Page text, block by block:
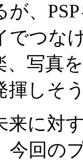
、
でつな
、写真
揮しそ
に対
今回の